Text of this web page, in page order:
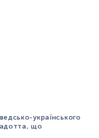
українського
що